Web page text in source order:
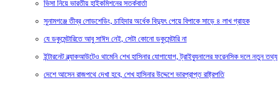
ভিসা নিয়ে ভারতীয় হাইকমিশনের সতর্কবার্তা
সুনামগঞ্জে তীব্র লোডশেডিং, চাহিদার অর্ধেক বিদ্যুৎ পেয়ে বিপাকে সাড়ে ৪ লাখ গ্রাহক
যে ডকুমেন্টারিতে আবু সাঈদ নেই, সেটা কোনো ডকুমেন্টারি না
ইন্টারনেট ব্ল্যাকআউটেও থামেনি শেখ হাসিনার যোগাযোগ, ট্রাইব্যুনালের ফরেনসিক দলে নতুন তথ্য
দেশে আসেন রাজপথে দেখা হবে, শেখ হাসিনার উদ্দেশে ভারপ্রাপ্ত রাষ্ট্রপতি